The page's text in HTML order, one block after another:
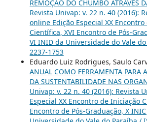
REMOÇÂO DO CHUMBO ATRAVÉS
Revista Univap: v. 22 n. 40 (2016):
online Edição Especial XX
Científica, XVI Encontro de Pós-
VI INID da Universidade do Vale
2237-1753
Eduardo Luiz Rodrigues, Saulo
ANUAL COMO FERRAMENTA PARA
DA SUSTENTABILIDADE NAS
Univap: v. 22 n. 40 (2016): Revista
Especial XX Encontro de Iniciação
Encontro de Pós-Graduação, X